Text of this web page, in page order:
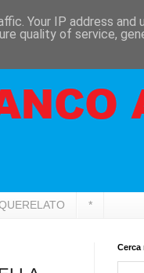
*
Cerca
Your IP address and
quality of service,